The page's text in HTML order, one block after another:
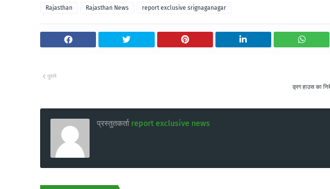
Rajasthan Rajasthan News report exclusive srignaganagar
ड्रग हाउस का
पुराने
प्रस्तुतकर्ता report exclusive news